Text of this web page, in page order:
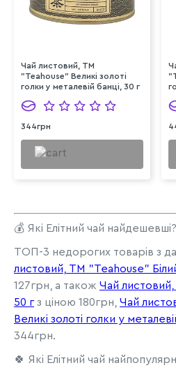
Чай листовий, ТМ
"Teahouse" Великі золоті
голки у металевій банці, 30 г
344грн
💰 Які Елітний чай найдешевші?
ТОП-3 недорогих товарів з
листовий, ТМ "Teahouse"
127грн, а також Чай
50 г з ціною 180грн, Чай
Великі золоті голки у
344грн.
🍀 Які Елітний чай